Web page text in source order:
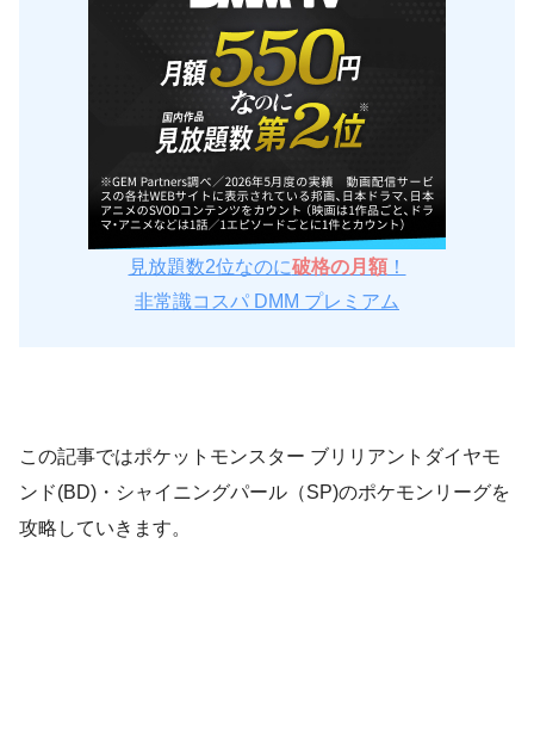
見放題数2位なのに破格の月額！
非常識コスパ DMM プレミアム
この記事ではポケットモンスター ブリリアントダイヤモ
ンド(BD)・シャイニングパール（SP)のポケモンリーグを
攻略していきます。